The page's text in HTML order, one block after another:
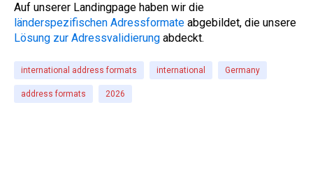
Auf unserer Landingpage haben wir die
länderspezifischen Adressformate abgebildet, die unsere
Lösung zur Adressvalidierung abdeckt.
international address formats international Germany
address formats 2026